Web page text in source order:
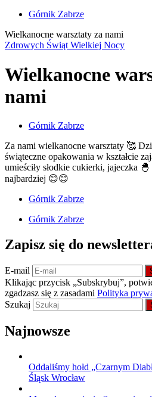
Górnik Zabrze
Wielkanocne warsztaty za nami
Zdrowych Świąt Wielkiej Nocy
Wielkanocne
nami
Górnik Zabrze
Za nami wielkanocne warsztaty 🥰
świąteczne opakowania w kształcie
umieściły słodkie cukierki, jajeczka
najbardziej 😊😊
Górnik Zabrze
Górnik Zabrze
Zapisz się do
E-mail
Klikając przycisk „Subskrybuj”,
zgadzasz się z zasadami Polityka
Szukaj
Najnowsze
Oddaliśmy hołd „Czarnym
Śląsk Wrocław